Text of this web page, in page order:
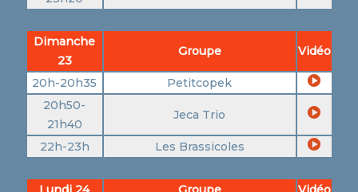
Dimanche
23
Groupe Vidéo
20h-20h35
Petitcopek
20h50-
21h40
Jeca Trio
22h-23h Les Brassicoles